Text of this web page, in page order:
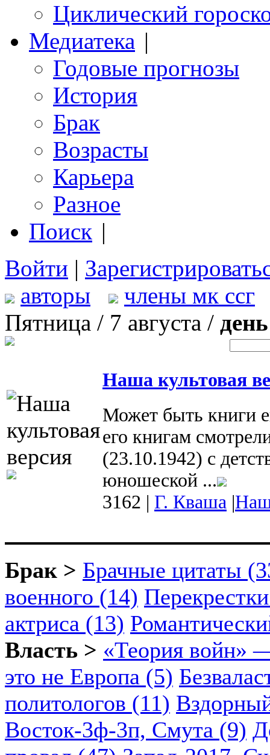
Циклический
Медиатека |
Годовые прогнозы
История
Брак
Возрасты
Карьера
Разное
Поиск |
Войти |
авторы
члены мк ссг
Пятница / 7 августа /
Наша культовая
Может быть книги
его книгам
(23.10.1942) с
юношеской ...
3162 | Г. Кваша |
Брак > Брачные цитаты
военного (14)
актриса (13)
Власть > «Теория войн»
это не Европа (5)
политологов (11)
Восток-3ф-3п, Смута (9)